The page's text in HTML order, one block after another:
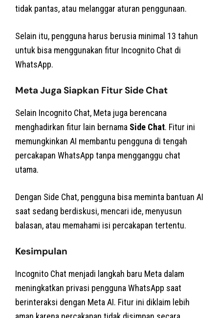
tidak pantas, atau melanggar aturan penggunaan.
Selain itu, pengguna harus berusia minimal 13 tahun
untuk bisa menggunakan fitur Incognito Chat di
WhatsApp.
Meta Juga Siapkan Fitur Side Chat
Selain Incognito Chat, Meta juga berencana
menghadirkan fitur lain bernama Side Chat. Fitur ini
memungkinkan AI membantu pengguna di tengah
percakapan WhatsApp tanpa mengganggu chat
utama.
Dengan Side Chat, pengguna bisa meminta bantuan AI
saat sedang berdiskusi, mencari ide, menyusun
balasan, atau memahami isi percakapan tertentu.
Kesimpulan
Incognito Chat menjadi langkah baru Meta dalam
meningkatkan privasi pengguna WhatsApp saat
berinteraksi dengan Meta AI. Fitur ini diklaim lebih